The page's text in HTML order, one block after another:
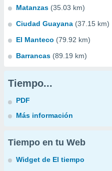
Matanzas (35.03 km)
Ciudad Guayana (37.15 km)
El Manteco (79.92 km)
Barrancas (89.19 km)
Tiempo...
PDF
Más información
Tiempo en tu Web
Widget de El tiempo